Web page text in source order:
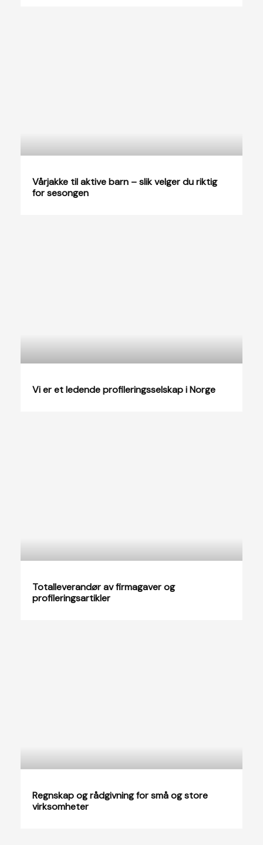
Vårjakke til aktive barn – slik velger du riktig
for sesongen
Vi er et ledende profileringsselskap i Norge
Totalleverandør av firmagaver og
profileringsartikler
Regnskap og rådgivning for små og store
virksomheter